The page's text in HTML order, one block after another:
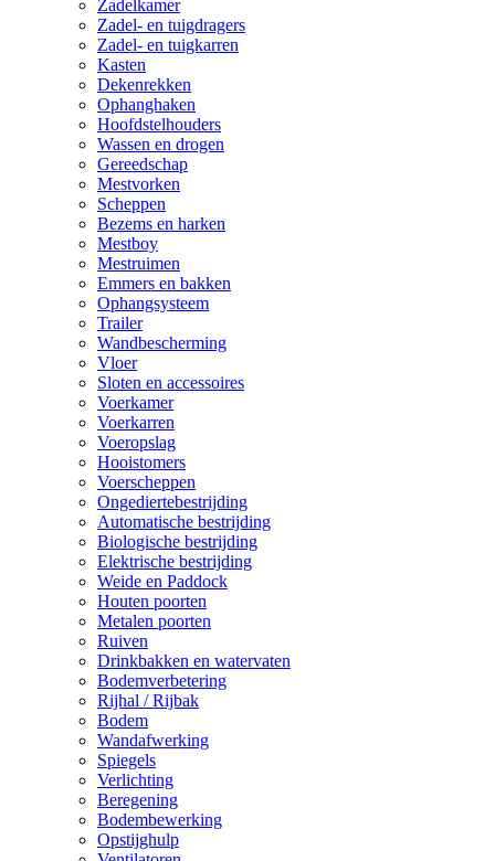
Zadelkamer
Zadel- en tuigdragers
Zadel- en tuigkarren
Kasten
Dekenrekken
Ophanghaken
Hoofdstelhouders
Wassen en drogen
Gereedschap
Mestvorken
Scheppen
Bezems en harken
Mestboy
Mestruimen
Emmers en bakken
Ophangsysteem
Trailer
Wandbescherming
Vloer
Sloten en accessoires
Voerkamer
Voerkarren
Voeropslag
Hooistomers
Voerscheppen
Ongediertebestrijding
Automatische bestrijding
Biologische bestrijding
Elektrische bestrijding
Weide en Paddock
Houten poorten
Metalen poorten
Ruiven
Drinkbakken en watervaten
Bodemverbetering
Rijhal / Rijbak
Bodem
Wandafwerking
Spiegels
Verlichting
Beregening
Bodembewerking
Opstijghulp